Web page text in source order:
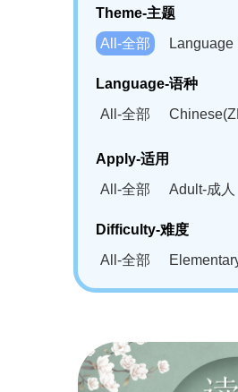
Theme-主题
All-全部
Language
Language-语种
All-全部
Bahasa Melayu(MS)-
Swahili(SW)-斯瓦西
Apply-适用
All-全部
Adult-成人
Difficulty-难度
All-全部